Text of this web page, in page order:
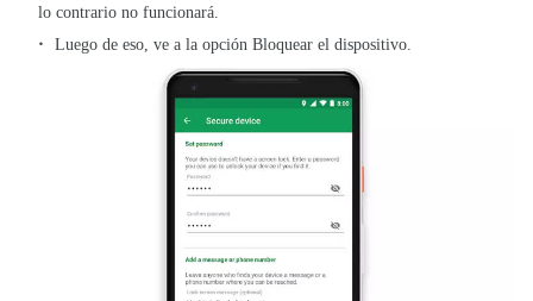
lo contrario no funcionará.
Luego de eso, ve a la opción Bloquear el dispositivo.